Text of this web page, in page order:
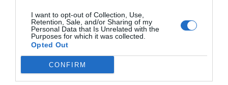
I want to opt-out of Collection, Use,
Retention, Sale, and/or Sharing of my
Personal Data that Is Unrelated with the
Purposes for which it was collected.
Opted Out
CONFIRM